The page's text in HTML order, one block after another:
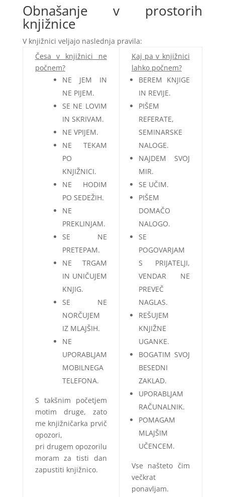
Obnašanje v prostorih
knjižnice
V knjižnici veljajo naslednja pravila:
Česa v knjižnici ne
počnem?
NE JEM IN
NE PIJEM.
SE NE LOVIM
IN SKRIVAM.
NE VPIJEM.
NE TEKAM
PO
KNJIŽNICI.
NE HODIM
PO SEDEŽIH.
NE
PREKLINJAM.
SE NE
PRETEPAM.
NE TRGAM
IN UNIČUJEM
KNJIG.
SE NE
NORČUJEM
IZ MLAJŠIH.
NE
UPORABLJAM
MOBILNEGA
TELEFONA.
S takšnim početjem
motim druge, zato
me knjižničarka prvič
opozori,
pri drugem opozorilu
moram za tisti dan
zapustiti knjižnico.
Kaj pa v knjižnici
lahko počnem?
BEREM KNJIGE
IN REVIJE.
PIŠEM
REFERATE,
SEMINARSKE
NALOGE.
NAJDEM SVOJ
MIR.
SE UČIM.
PIŠEM
DOMAČO
NALOGO.
SE
POGOVARJAM
S PRIJATELJI,
VENDAR NE
PREVEČ
NAGLAS.
REŠUJEM
KNJIŽNE
UGANKE.
BOGATIM SVOJ
BESEDNI
ZAKLAD.
UPORABLJAM
RAČUNALNIK.
POMAGAM
MLAJŠIM
UČENCEM.
Vse našteto čim
večkrat
ponavljam.